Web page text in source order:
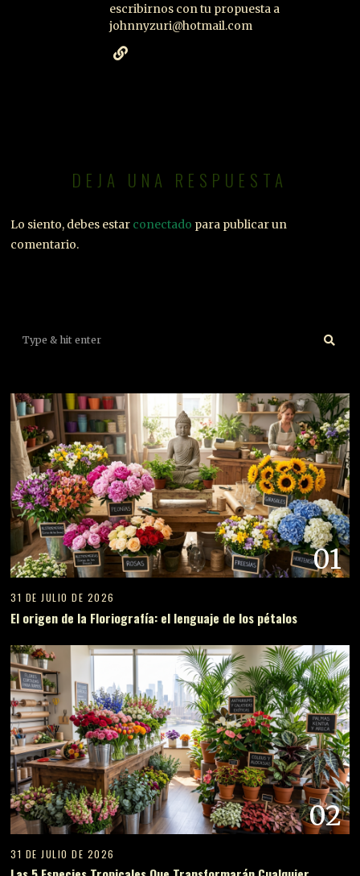
escribirnos con tu propuesta a
johnnyzuri@hotmail.com
DEJA UNA RESPUESTA
Lo siento, debes estar conectado para publicar un
comentario.
01
31 DE JULIO DE 2026
El origen de la Floriografía: el lenguaje de los pétalos
02
31 DE JULIO DE 2026